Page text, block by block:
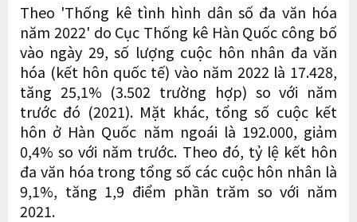
Theo 'Thống kê tình hình dân số đa văn hóa
năm 2022' do Cục Thống kê Hàn Quốc công bố
vào ngày 29, số lượng cuộc hôn nhân đa văn
hóa (kết hôn quốc tế) vào năm 2022 là 17.428,
tăng 25,1% (3.502 trường hợp) so với năm
trước đó (2021). Mặt khác, tổng số cuộc kết
hôn ở Hàn Quốc năm ngoái là 192.000, giảm
0,4% so với năm trước. Theo đó, tỷ lệ kết hôn
đa văn hóa trong tổng số các cuộc hôn nhân là
9,1%, tăng 1,9 điểm phần trăm so với năm
2021.